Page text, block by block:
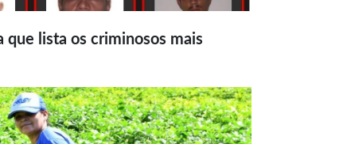
que lista os criminosos mais